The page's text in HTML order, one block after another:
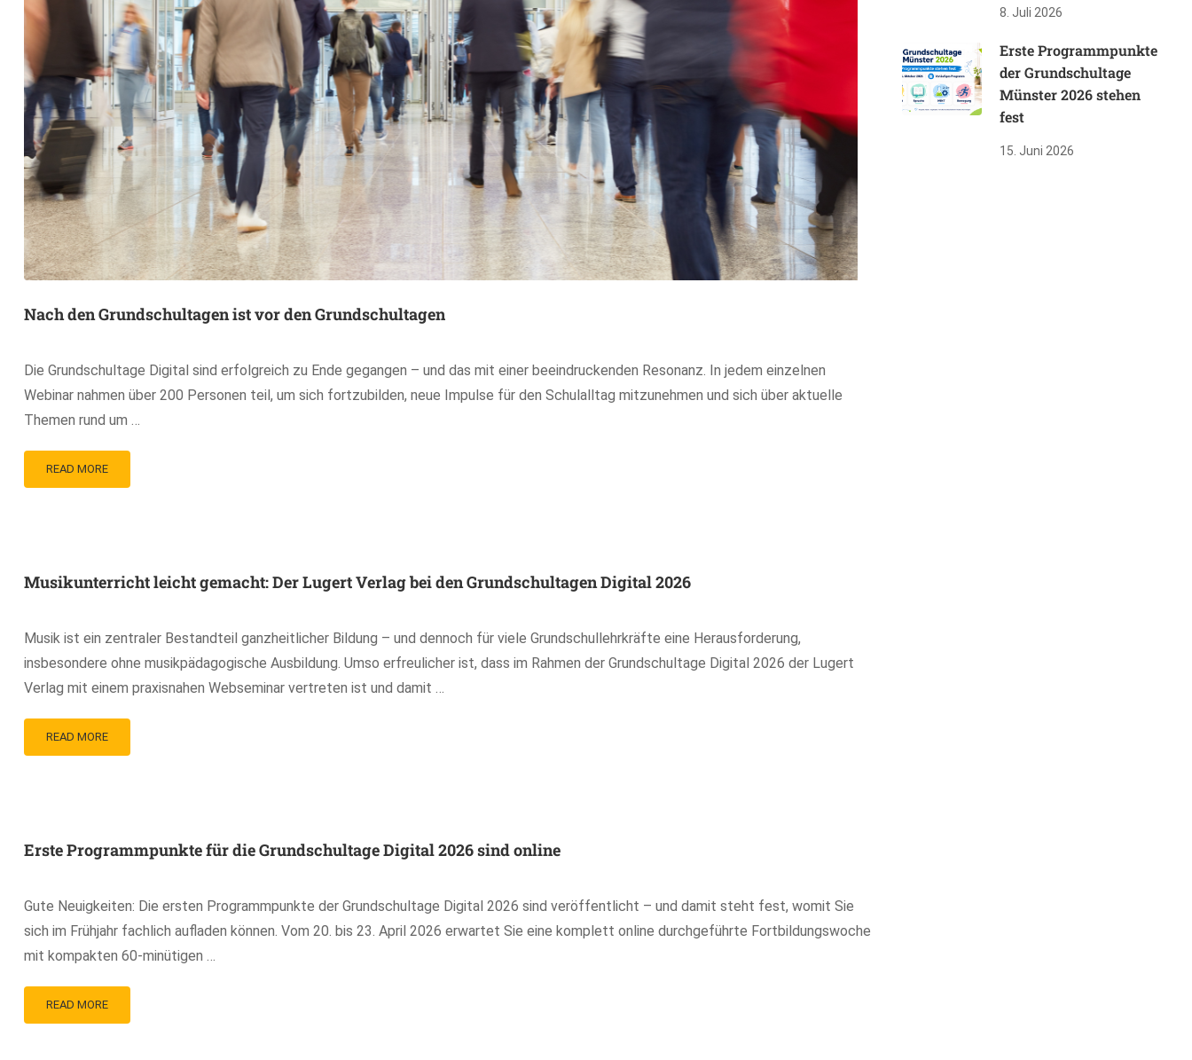
Nach den Grundschultagen ist vor den Grundschultagen
Die Grundschultage Digital sind erfolgreich zu Ende gegangen – und das mit einer beeindruckenden Resonanz. In jedem einzelnen
Webinar nahmen über 200 Personen teil, um sich fortzubilden, neue Impulse für den Schulalltag mitzunehmen und sich über aktuelle
Themen rund um …
READ MORE
Musikunterricht leicht gemacht: Der Lugert Verlag bei den Grundschultagen Digital 2026
Musik ist ein zentraler Bestandteil ganzheitlicher Bildung – und dennoch für viele Grundschullehrkräfte eine Herausforderung,
insbesondere ohne musikpädagogische Ausbildung. Umso erfreulicher ist, dass im Rahmen der Grundschultage Digital 2026 der Lugert
Verlag mit einem praxisnahen Webseminar vertreten ist und damit …
READ MORE
Erste Programmpunkte für die Grundschultage Digital 2026 sind online
Gute Neuigkeiten: Die ersten Programmpunkte der Grundschultage Digital 2026 sind veröffentlicht – und damit steht fest, womit Sie
sich im Frühjahr fachlich aufladen können. Vom 20. bis 23. April 2026 erwartet Sie eine komplett online durchgeführte Fortbildungswoche
mit kompakten 60-minütigen …
READ MORE
8. Juli 2026
Erste Programmpunkte
der Grundschultage
Münster 2026 stehen
fest
15. Juni 2026